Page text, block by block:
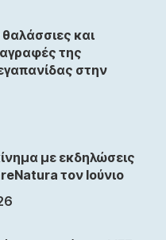
και
της
στην
με εκδηλώσεις
τον Ιούνιο